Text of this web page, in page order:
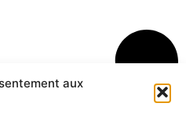
aux